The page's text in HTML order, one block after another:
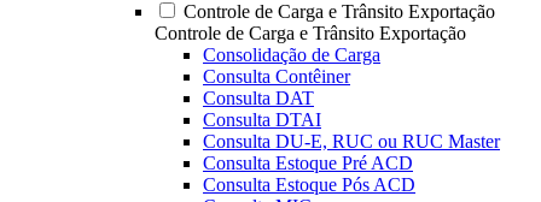
Controle de Carga e Trânsito Exportação
Controle de Carga e Trânsito Exportação
Consolidação de Carga
Consulta Contêiner
Consulta DAT
Consulta DTAI
Consulta DU-E, RUC ou RUC Master
Consulta Estoque Pré ACD
Consulta Estoque Pós ACD